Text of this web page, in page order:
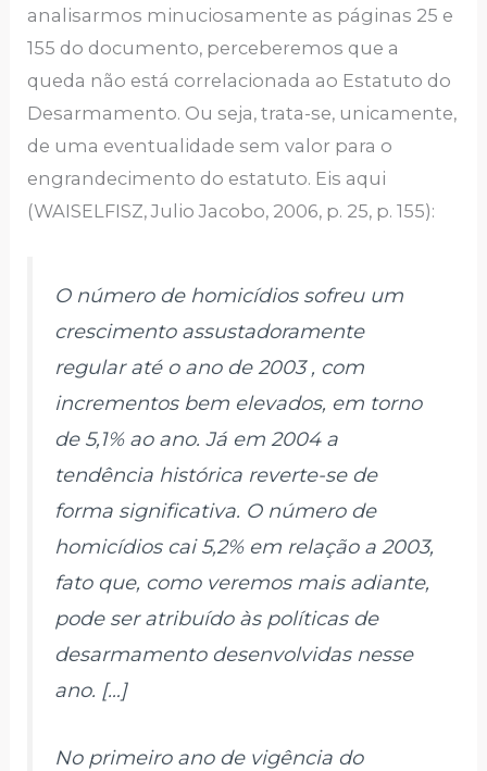
analisarmos minuciosamente as páginas 25 e
155 do documento, perceberemos que a
queda não está correlacionada ao Estatuto do
Desarmamento. Ou seja, trata-se, unicamente,
de uma eventualidade sem valor para o
engrandecimento do estatuto. Eis aqui
(WAISELFISZ, Julio Jacobo, 2006, p. 25, p. 155):
O número de homicídios sofreu um
crescimento assustadoramente
regular até o ano de 2003 , com
incrementos bem elevados, em torno
de 5,1% ao ano. Já em 2004 a
tendência histórica reverte-se de
forma significativa. O número de
homicídios cai 5,2% em relação a 2003,
fato que, como veremos mais adiante,
pode ser atribuído às políticas de
desarmamento desenvolvidas nesse
ano. […]
No primeiro ano de vigência do